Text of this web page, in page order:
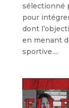
sélectionné
pour
dont
en menant
sportive....